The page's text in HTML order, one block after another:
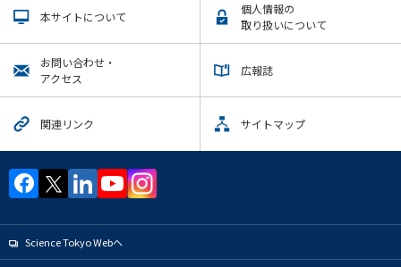
本サイトについて
個人情報の
取り扱いについて
お問い合わせ・
アクセス
広報誌
関連リンク サイトマップ
Science Tokyo Webヘ